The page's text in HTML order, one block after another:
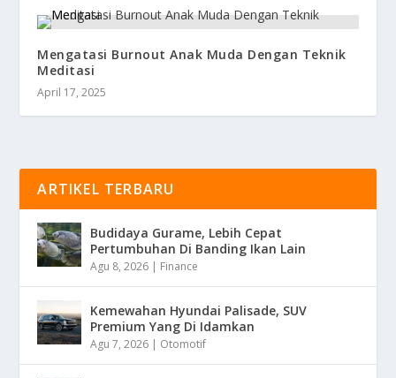
Mengatasi Burnout Anak Muda Dengan Teknik
Meditasi
April 17, 2025
ARTIKEL TERBARU
Budidaya Gurame, Lebih Cepat
Pertumbuhan Di Banding Ikan Lain
Agu 8, 2026 | Finance
Kemewahan Hyundai Palisade, SUV
Premium Yang Di Idamkan
Agu 7, 2026 | Otomotif